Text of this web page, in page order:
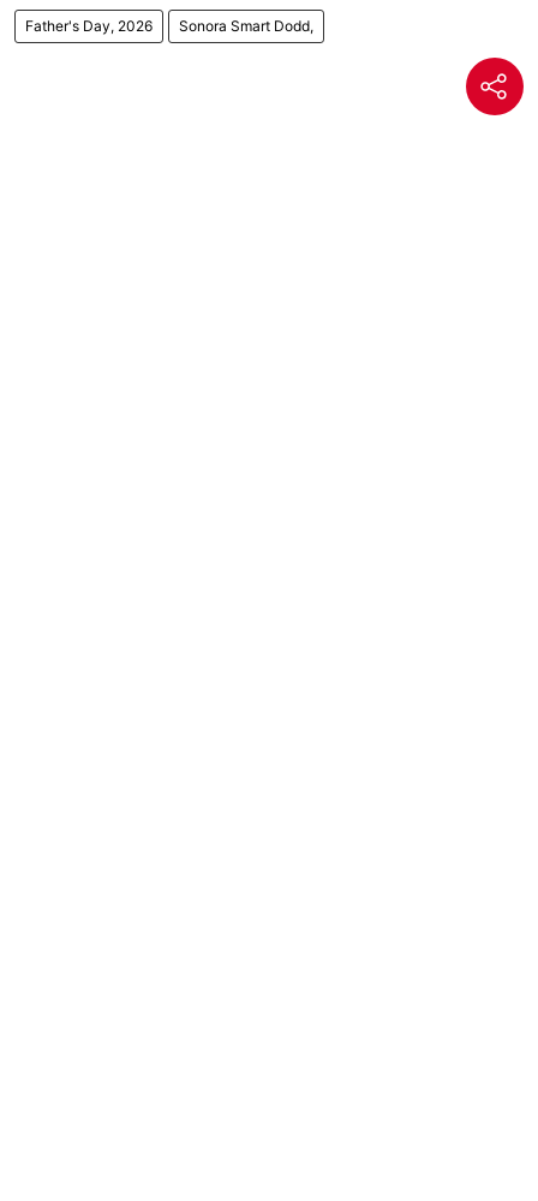
Father's Day, 2026 Sonora Smart Dodd,